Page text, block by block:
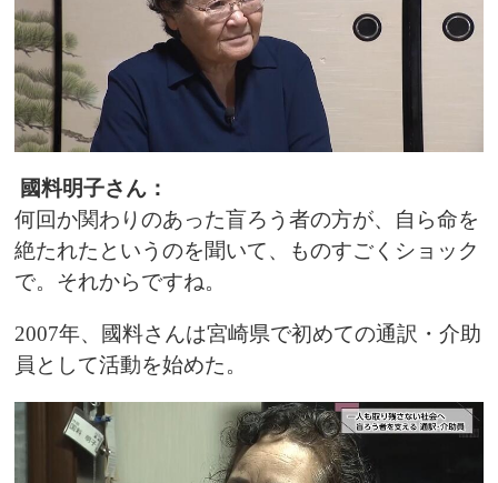
國料明子さん：
何回か関わりのあった盲ろう者の方が、自ら命を
絶たれたというのを聞いて、ものすごくショック
で。それからですね。
2007年、國料さんは宮崎県で初めての通訳・介助
員として活動を始めた。